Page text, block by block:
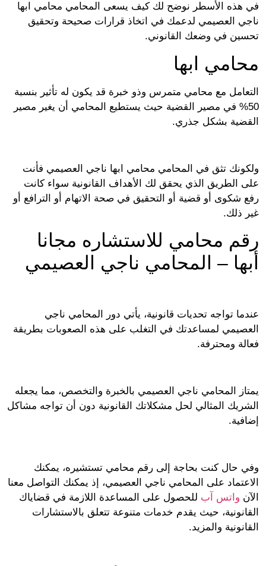
الأسطر نوضح لك كيف يسعى المحامي محامي ابها
العصيمي لدعمك في اتخاذ قرارات صحيحة وتحقيق
في وضعك القانوني.
ابها
مع محامي متمرس وذو خبرة قد يكون له تأثير بنسبة
في مصير القضية حيث يستطيع المحامي أن يغير مصير
بشكل جذري.
تثق في المحامي محامي ابها ناجي العصيمي فأنت
الطريق الذي يحقق لك الأهداف القانونية سواء كانت
شكوى أو قضية أو التحقيق في صحة الاتهام أو الترافع أو
ذلك.
محامي للاستشاره مجانا
– المحامي ناجي العصيمي
تواجه تحديات قانونية، يأتي دور المحامي ناجي
لمساعدتك في التغلب على هذه الصعوبات بطريقة
ومحترفة.
المحامي ناجي العصيمي بالخبرة والتخصص، مما يجعله
المثالي لحل مشكلاتك القانونية دون أن تواجه مشاكل
حال كنت بحاجة إلى رقم محامي تستشيره، يمكنك
على المحامي ناجي العصيمي، إذ يمكنك التواصل معنا
واتس آب للحصول على المساعدة اللازمة في قضاياك
حيث يقدم خدمات متنوعة تتعلق بالاستشارات
والمزيد.